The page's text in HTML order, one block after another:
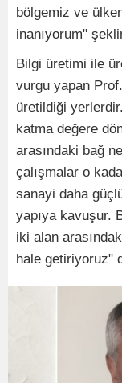
bölgemiz ve
inanıyorum"
Bilgi üretimi ile
vurgu yapan
üretildiği
katma değere
arasındaki bağ
çalışmalar o
sanayi daha
yapıya kavuşur.
iki alan
hale getiriyoruz"